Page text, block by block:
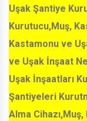
Uşak Şantiye
Kurutucu,Muş,
Kastamonu ve
ve Uşak İnşaat
Uşak İnşaatları
Şantiyeleri
Alma